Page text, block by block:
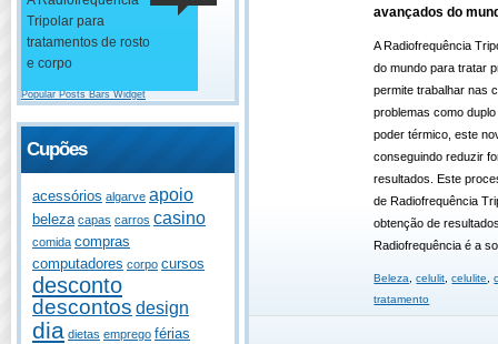
Tripolar para
tratamentos de rosto
e corpo
Popular Posts Bars Widget
Cupões
acessórios algarve apoio
beleza capas carros casino
comida compras
computadores corpo cursos
desconto
descontos design
dia dietas emprego férias
avançados do
A Radiofrequência
do mundo para tratar
permite trabalhar nas
problemas como
poder térmico, este
conseguindo reduzir
resultados. Este
de Radiofrequência
obtenção de
Radiofrequência é a
Beleza ,celulit ,celulite ,
tratamento